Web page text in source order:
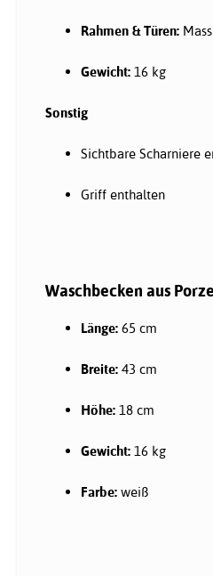
Rahmen & Türen:
Gewicht: 16 kg
Sonstig
Sichtbare Scharniere
Griff enthalten
Waschbecken aus
Länge: 65 cm
Breite: 43 cm
Höhe: 18 cm
Gewicht: 16 kg
Farbe: weiß